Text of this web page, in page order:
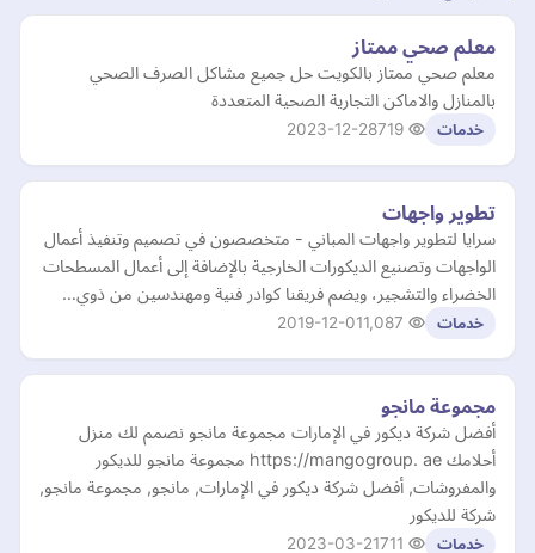
معلم صحي ممتاز
معلم صحي ممتاز بالكويت حل جميع مشاكل الصرف الصحي
بالمنازل واﻻماكن التجارية الصحية المتعددة
خدمات 2023-12-28
تطوير واجهات
سرايا لتطوير واجهات المباني - متخصصون في تصميم وتنفيذ أعمال
الواجهات وتصنيع الديكورات الخارجية بالإضافة إلى أعمال المسطحات
الخضراء والتشجير، ويضم فريقنا كوادر فنية ومهندسين من ذوي…
خدمات 2019-12-01
مجموعة مانجو
أفضل شركة ديكور في الإمارات مجموعة مانجو نصمم لك منزل
أحلامك https://mangogroup. ae مجموعة مانجو للديكور
والمفروشات, أفضل شركة ديكور في الإمارات, مانجو, مجموعة مانجو,
شركة للديكور
خدمات 2023-03-21